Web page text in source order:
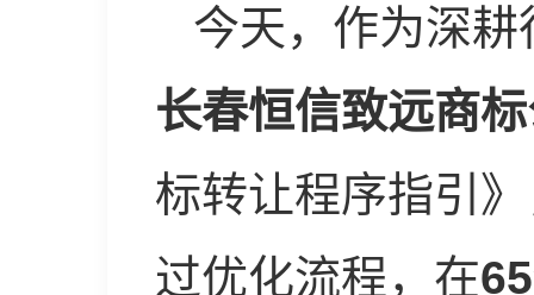
今天，作为深
长春恒信致远商
标转让程序指引
过优化流程，在